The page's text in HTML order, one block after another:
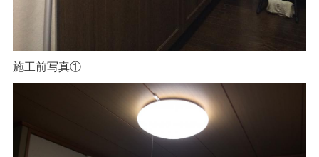
施工前写真①